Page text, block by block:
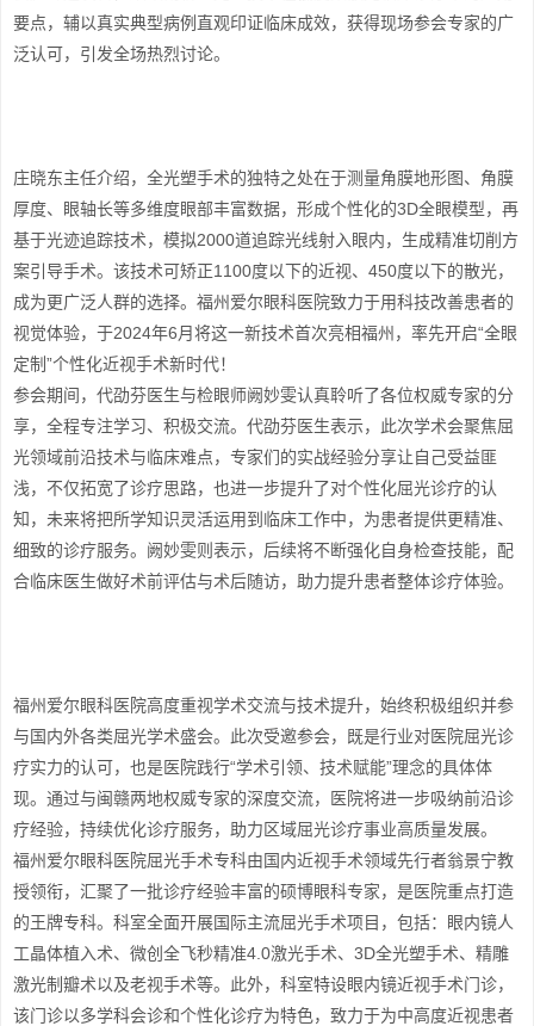
要点，辅以真实典型病例直观印证临床成效，获得现场参会专家的广
泛认可，引发全场热烈讨论。
庄晓东主任介绍，全光塑手术的独特之处在于测量角膜地形图、角膜
厚度、眼轴长等多维度眼部丰富数据，形成个性化的3D全眼模型，再
基于光迹追踪技术，模拟2000道追踪光线射入眼内，生成精准切削方
案引导手术。该技术可矫正1100度以下的近视、450度以下的散光，
成为更广泛人群的选择。福州爱尔眼科医院致力于用科技改善患者的
视觉体验，于2024年6月将这一新技术首次亮相福州，率先开启“全眼
定制”个性化近视手术新时代！
参会期间，代劭芬医生与检眼师阙妙雯认真聆听了各位权威专家的分
享，全程专注学习、积极交流。代劭芬医生表示，此次学术会聚焦屈
光领域前沿技术与临床难点，专家们的实战经验分享让自己受益匪
浅，不仅拓宽了诊疗思路，也进一步提升了对个性化屈光诊疗的认
知，未来将把所学知识灵活运用到临床工作中，为患者提供更精准、
细致的诊疗服务。阙妙雯则表示，后续将不断强化自身检查技能，配
合临床医生做好术前评估与术后随访，助力提升患者整体诊疗体验。
福州爱尔眼科医院高度重视学术交流与技术提升，始终积极组织并参
与国内外各类屈光学术盛会。此次受邀参会，既是行业对医院屈光诊
疗实力的认可，也是医院践行“学术引领、技术赋能”理念的具体体
现。通过与闽赣两地权威专家的深度交流，医院将进一步吸纳前沿诊
疗经验，持续优化诊疗服务，助力区域屈光诊疗事业高质量发展。
福州爱尔眼科医院屈光手术专科由国内近视手术领域先行者翁景宁教
授领衔，汇聚了一批诊疗经验丰富的硕博眼科专家，是医院重点打造
的王牌专科。科室全面开展国际主流屈光手术项目，包括：眼内镜人
工晶体植入术、微创全飞秒精准4.0激光手术、3D全光塑手术、精雕
激光制瓣术以及老视手术等。此外，科室特设眼内镜近视手术门诊，
该门诊以多学科会诊和个性化诊疗为特色，致力于为中高度近视患者